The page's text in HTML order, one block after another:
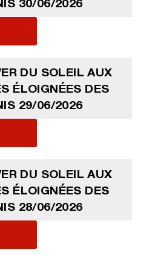
30/06/2026
DU SOLEIL AUX
ÉLOIGNÉES DES
29/06/2026
DU SOLEIL AUX
ÉLOIGNÉES DES
28/06/2026